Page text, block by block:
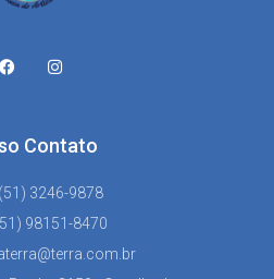
Contato
(51) 3246-9878
98151-8470